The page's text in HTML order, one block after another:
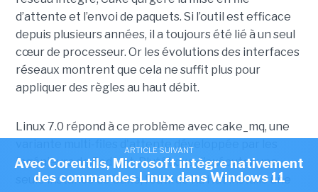
d’attente et l’envoi de paquets. Si l’outil est efficace
depuis plusieurs années, il a toujours été lié à un seul
cœur de processeur. Or les évolutions des interfaces
réseaux montrent que cela ne suffit plus pour
appliquer des règles au haut débit.
Linux 7.0 répond à ce problème avec cake_mq, une
variante multi-files d'attente développée par les
ingénieurs de Red Hat. Plutôt que d'exécuter une
seule instance de Cake, l’outil de Rd Hat installe une
ARTICLE SUIVANT
Avec Coreutils, Microsoft intègre nativement
des commandes Linux dans Windows 11